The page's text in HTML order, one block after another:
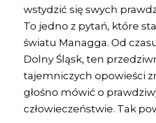
wstydzić się swych
To jedno z pytań, które
światu Managga. Od
Dolny Śląsk, ten
tajemniczych opowieści
głośno mówić o
człowieczeństwie. Tak